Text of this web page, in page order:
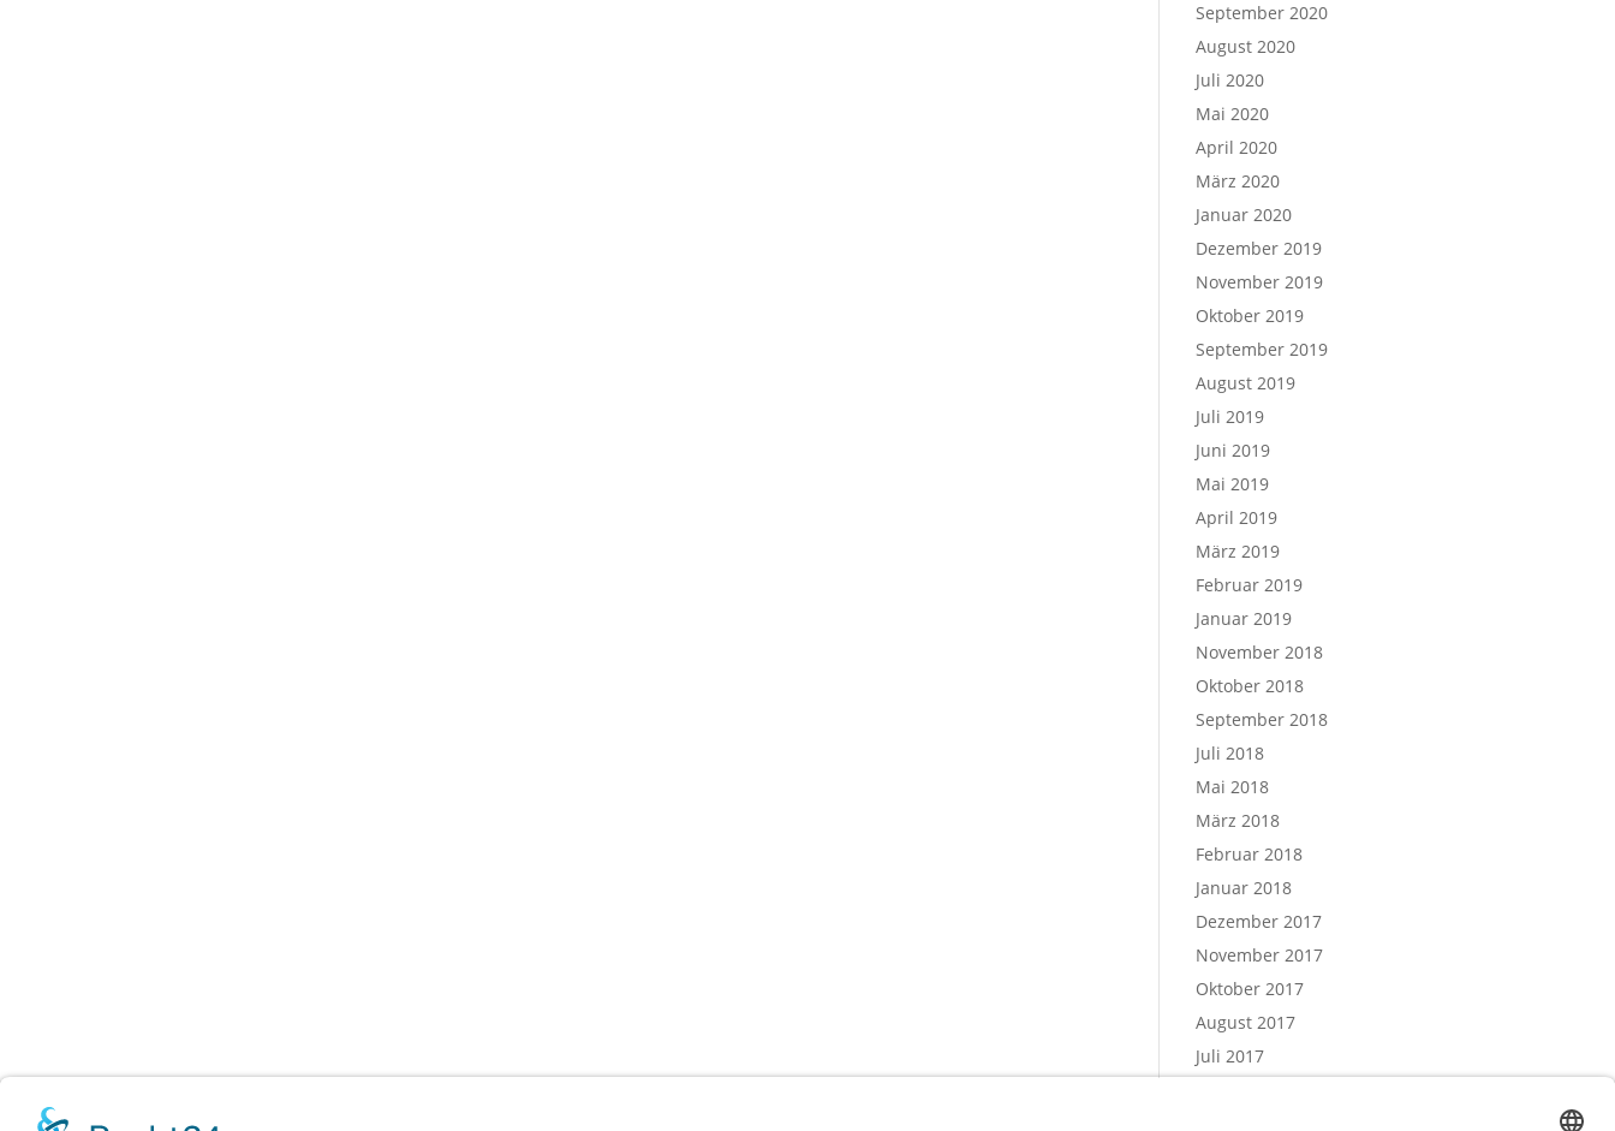
September 2020
August 2020
Juli 2020
Mai 2020
April 2020
März 2020
Januar 2020
Dezember 2019
November 2019
Oktober 2019
September 2019
August 2019
Juli 2019
Juni 2019
Mai 2019
April 2019
März 2019
Februar 2019
Januar 2019
November 2018
Oktober 2018
September 2018
Juli 2018
Mai 2018
März 2018
Februar 2018
Januar 2018
Dezember 2017
November 2017
Oktober 2017
August 2017
Juli 2017